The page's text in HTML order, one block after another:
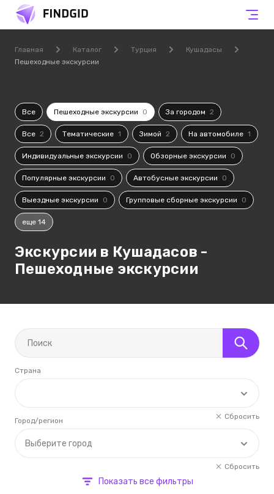
Главная Каталог Турция
Кушадасы
Пешеходные экскурсии
Все Пешеходные экскурсии 0 За городом 2
Все 2 Тематические 1 Зимой 2 На автомобиле 1
Индивидуальные экскурсии 0 Обзорные экскурсии 0
Популярные экскурсии 0 Автобусные экскурсии 0
Выездные экскурсии 0 Групповые сборные экскурсии 0
еще 14
Экскурсии в Кушадасов -
Пешеходные экскурсии
Страна
Сбросить
Выберите город
Город/регион
Сбросить
Показать все фильтры